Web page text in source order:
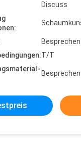
Discuss
T/T